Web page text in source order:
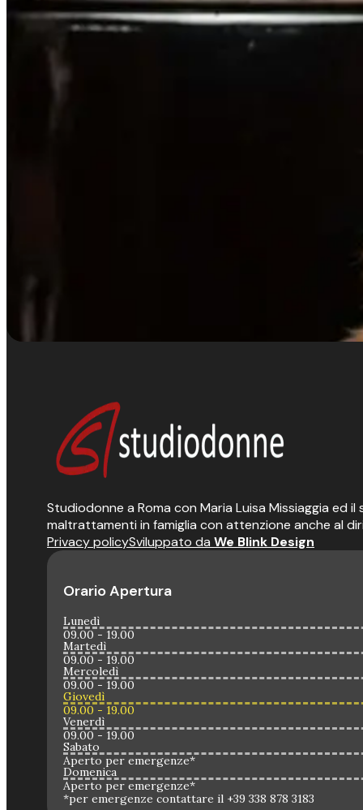
Studiodonne a Roma con Maria Luisa Missiaggia ed
maltrattamenti in famiglia con attenzione anche al
Privacy policySviluppato da We Blink Design
Orario Apertura
Lunedì
09.00 - 19.00
Martedì
09.00 - 19.00
Mercoledì
09.00 - 19.00
Giovedì
09.00 - 19.00
Venerdì
09.00 - 19.00
Sabato
Aperto per emergenze*
Domenica
Aperto per emergenze*
*per emergenze contattare il +39 338 878 3183